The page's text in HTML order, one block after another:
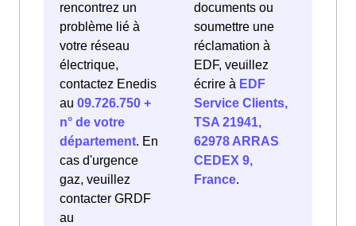
rencontrez un
problème lié à
votre réseau
électrique,
contactez Enedis
au 09.726.750 +
n° de votre
département. En
cas d'urgence
gaz, veuillez
contacter GRDF
au
documents ou
soumettre une
réclamation à
EDF, veuillez
écrire à EDF
Service Clients,
TSA 21941,
62978 ARRAS
CEDEX 9,
France.